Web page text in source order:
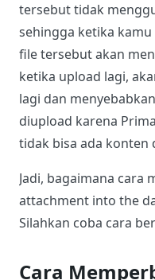
tersebut tidak
sehingga ketika
file tersebut akan
ketika upload lagi,
lagi dan
diupload karena
tidak bisa ada konten
Jadi, bagaimana cara
attachment into the
Silahkan coba cara
Cara